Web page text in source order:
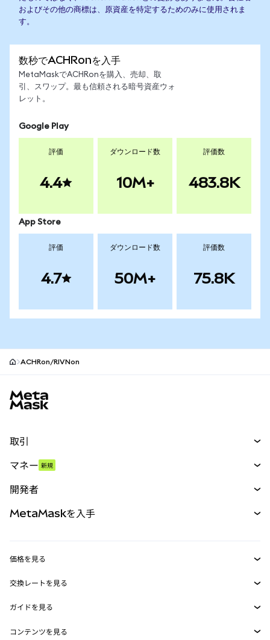
およびその他の商標は、原資産を特定するためのみに使用されま
す。
数秒でACHRonを入手
MetaMaskでACHRonを購入、売却、取
引、スワップ。最も信頼される暗号資産ウォ
レット。
Google Play
評価
4.4
ダウンロード数
10M+
評価数
483.8K
App Store
評価
4.7
ダウンロード数
50M+
評価数
75.8K
ACHRon/RIVNon
取引
パーペチュアル
RWA
マネー 新規
開発者
MetaMask Connect
Snaps
Web3サービス
MetaMaskを入手
セキュリティ
サポート
価格を見る
イーサリアムの価格
Solanaの価格
交換レートを見る
ETH→USD
USDT→INR
ガイドを見る
ETHの購入
コンテンツを見る